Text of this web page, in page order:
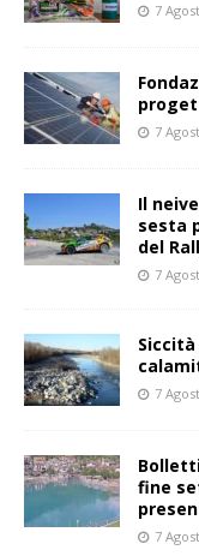
7
7
Il
sesta
del
7
7
fine
7